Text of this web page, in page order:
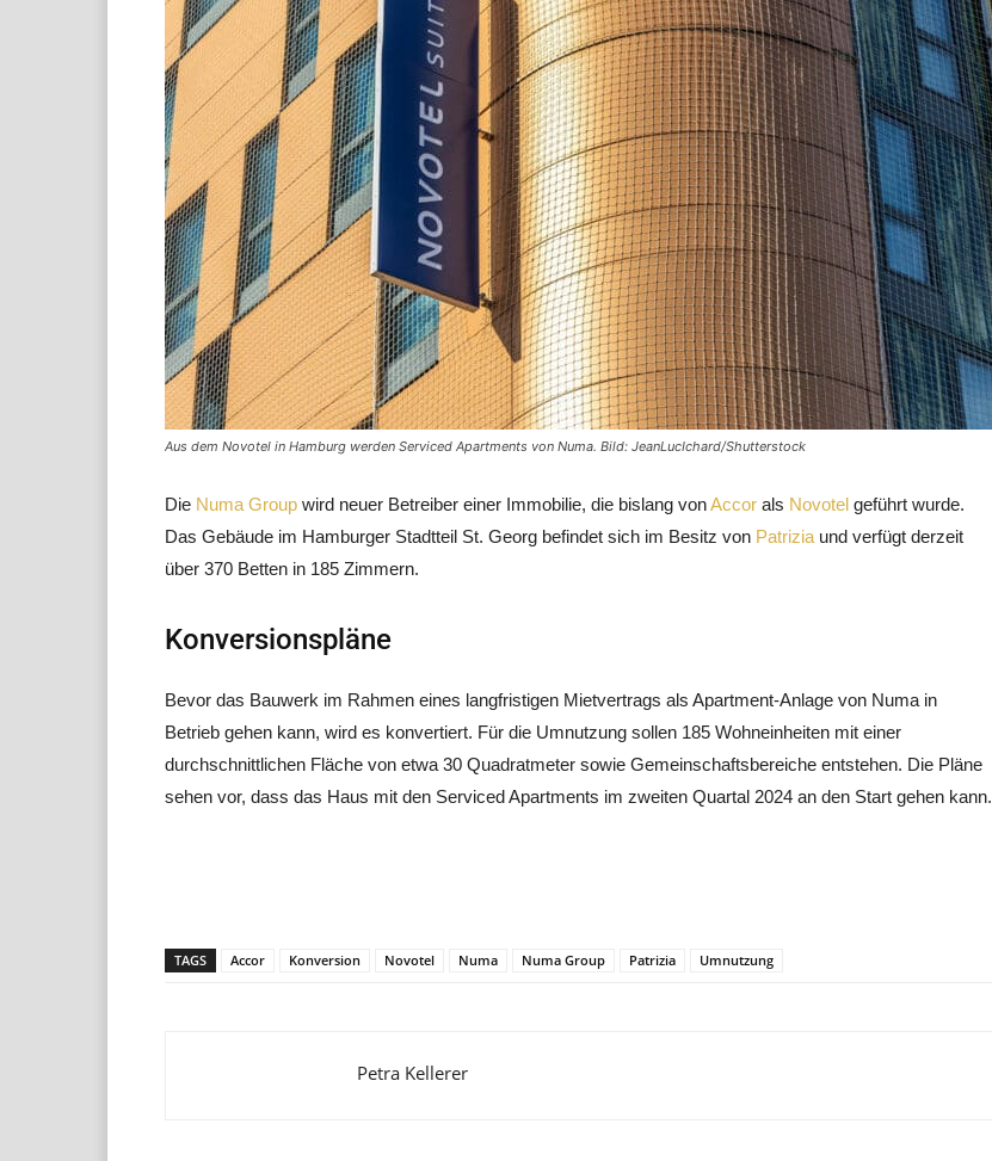
Aus dem Novotel in Hamburg werden Serviced Apartments von Numa. Bild: JeanLucIchard/Shutterstock
Die Numa Group wird neuer Betreiber einer Immobilie, die bislang vonAccor als Novotel geführt wurde.
Das Gebäude im Hamburger Stadtteil St. Georg befindet sich im Besitz von Patrizia und verfügt derzeit
über 370 Betten in 185 Zimmern.
Konversionspläne
Bevor das Bauwerk im Rahmen eines langfristigen Mietvertrags als Apartment-Anlage von Numa in
Betrieb gehen kann, wird es konvertiert. Für die Umnutzung sollen 185 Wohneinheiten mit einer
durchschnittlichen Fläche von etwa 30 Quadratmeter sowie Gemeinschaftsbereiche entstehen. Die Pläne
sehen vor, dass das Haus mit den Serviced Apartments im zweiten Quartal 2024 an den Start gehen kann.
TAGS Accor Konversion Novotel Numa Numa Group Patrizia Umnutzung
Petra Kellerer